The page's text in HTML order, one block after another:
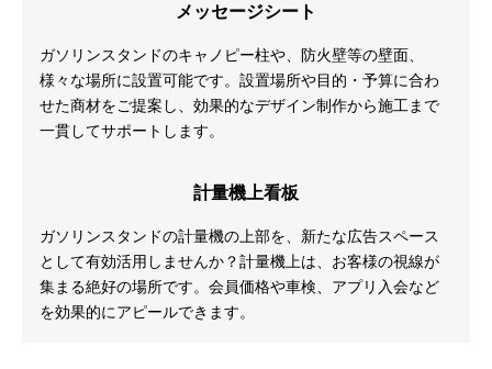
メッセージシート
ガソリンスタンドのキャノピー柱や、防火壁等の壁面、
様々な場所に設置可能です。設置場所や目的・予算に合わ
せた商材をご提案し、効果的なデザイン制作から施工まで
一貫してサポートします。
計量機上看板
ガソリンスタンドの計量機の上部を、新たな広告スペース
として有効活用しませんか？計量機上は、お客様の視線が
集まる絶好の場所です。会員価格や車検、アプリ入会など
を効果的にアピールできます。